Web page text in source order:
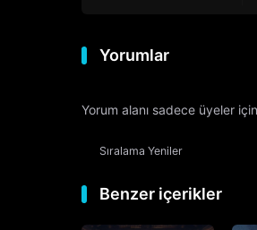
Yorumlar
Yorum alanı sadece üyeler
Sıralama Yeniler
Benzer içerikler